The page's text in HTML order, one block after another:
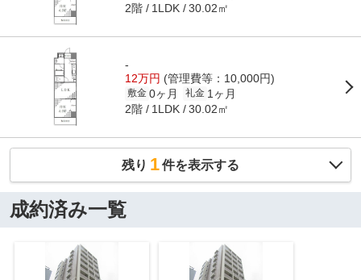
2階 1LDK 30.02㎡
-
12万円 (管理費等：10,000円)
敷金 0ヶ月 礼金 1ヶ月
2階 1LDK 30.02㎡
残り 1件を表示する
成約済み一覧